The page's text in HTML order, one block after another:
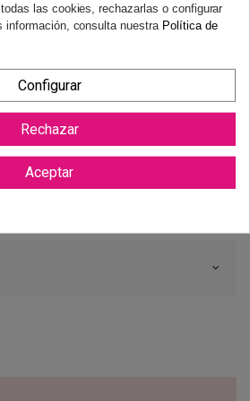
las cookies, rechazarlas o configurar
información, consulta nuestra Política de
Configurar
Rechazar
Aceptar